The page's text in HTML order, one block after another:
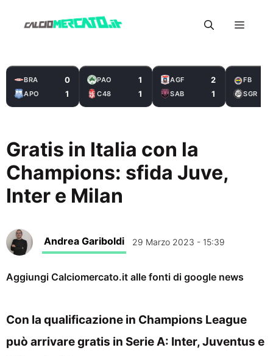
Menu
BRA 0
APO 1
PAO 1
C48 1
AGF 2
SAB 1
FB
SGR
Gratis in Italia con la
Champions: sfida Juve,
Inter e Milan
Andrea Gariboldi 29 Marzo 2023 - 15:39
Aggiungi Calciomercato.it alle fonti di google news
Con la qualificazione in Champions League
può arrivare gratis in Serie A: Inter, Juventus e